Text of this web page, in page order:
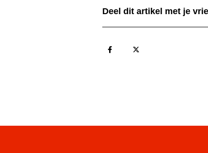
Deel dit artikel met je